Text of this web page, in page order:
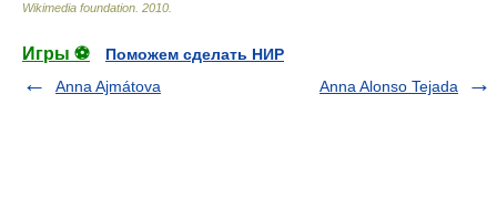
Wikimedia foundation 2010
Игры ⚽
Поможем сделать НИР
Anna Ajmátova
Anna Alonso Tejada